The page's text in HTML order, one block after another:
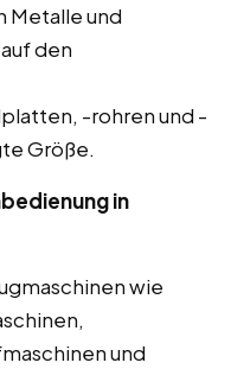
Metalle und
den
-rohren und -
Größe.
in
wie
und